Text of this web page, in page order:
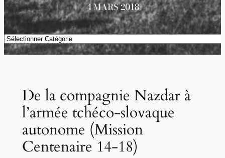
4 MARS 2018
Catégories
De la compagnie Nazdar à
l’armée tchéco-slovaque
autonome (Mission
Centenaire 14-18)